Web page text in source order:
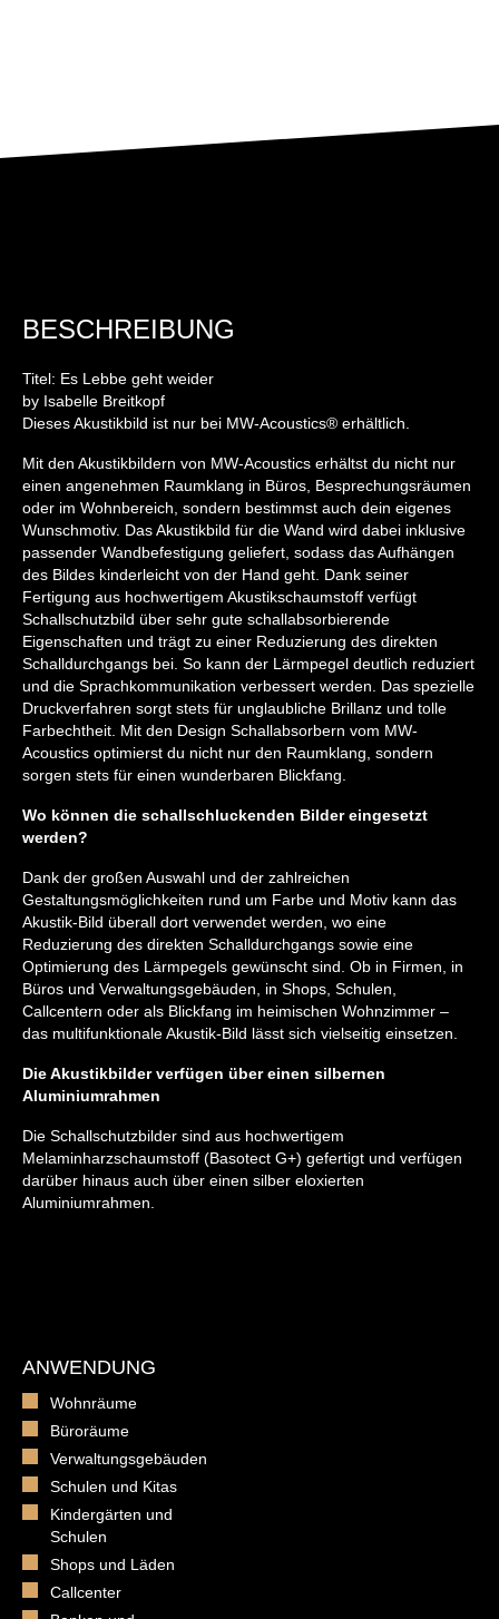
BESCHREIBUNG
Titel: Es Lebbe geht weider
by Isabelle Breitkopf
Dieses Akustikbild ist nur bei MW-Acoustics® erhältlich.
Mit den Akustikbildern von MW-Acoustics erhältst du nicht nur
einen angenehmen Raumklang in Büros, Besprechungsräumen
oder im Wohnbereich, sondern bestimmst auch dein eigenes
Wunschmotiv. Das Akustikbild für die Wand wird dabei inklusive
passender Wandbefestigung geliefert, sodass das Aufhängen
des Bildes kinderleicht von der Hand geht. Dank seiner
Fertigung aus hochwertigem Akustikschaumstoff verfügt
Schallschutzbild über sehr gute schallabsorbierende
Eigenschaften und trägt zu einer Reduzierung des direkten
Schalldurchgangs bei. So kann der Lärmpegel deutlich reduziert
und die Sprachkommunikation verbessert werden. Das spezielle
Druckverfahren sorgt stets für unglaubliche Brillanz und tolle
Farbechtheit. Mit den Design Schallabsorbern vom MW-
Acoustics optimierst du nicht nur den Raumklang, sondern
sorgen stets für einen wunderbaren Blickfang.
Wo können die schallschluckenden Bilder eingesetzt
werden?
Dank der großen Auswahl und der zahlreichen
Gestaltungsmöglichkeiten rund um Farbe und Motiv kann das
Akustik-Bild überall dort verwendet werden, wo eine
Reduzierung des direkten Schalldurchgangs sowie eine
Optimierung des Lärmpegels gewünscht sind. Ob in Firmen, in
Büros und Verwaltungsgebäuden, in Shops, Schulen,
Callcentern oder als Blickfang im heimischen Wohnzimmer –
das multifunktionale Akustik-Bild lässt sich vielseitig einsetzen.
Die Akustikbilder verfügen über einen silbernen
Aluminiumrahmen
Die Schallschutzbilder sind aus hochwertigem
Melaminharzschaumstoff (Basotect G+) gefertigt und verfügen
darüber hinaus auch über einen silber eloxierten
Aluminiumrahmen.
ANWENDUNG
Wohnräume
Büroräume
Verwaltungsgebäuden
Schulen und Kitas
Kindergärten und
Schulen
Shops und Läden
Callcenter